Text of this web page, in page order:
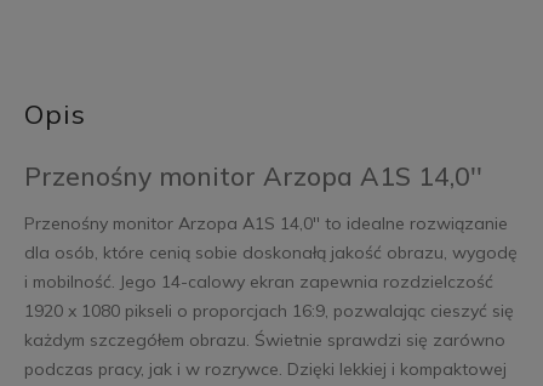
Opis
Przenośny monitor Arzopa A1S 14,0''
Przenośny monitor Arzopa A1S 14,0'' to idealne rozwiązanie
dla osób, które cenią sobie doskonałą jakość obrazu, wygodę
i mobilność. Jego 14-calowy ekran zapewnia rozdzielczość
1920 x 1080 pikseli o proporcjach 16:9, pozwalając cieszyć się
każdym szczegółem obrazu. Świetnie sprawdzi się zarówno
podczas pracy, jak i w rozrywce. Dzięki lekkiej i kompaktowej